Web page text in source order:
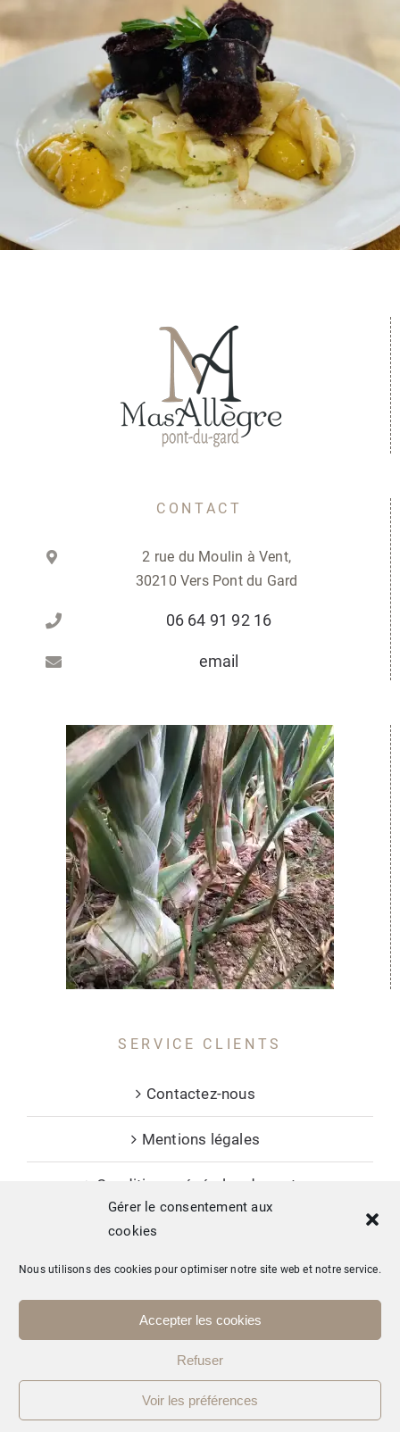
Gérer le consentement aux
cookies
Nous utilisons des cookies pour optimiser notre site web et notre service.
Accepter les cookies
Refuser
Voir les préférences
Boudin noir Poêlée de pommes & oignons doux
CONTACT
2 rue du Moulin à Vent,
30210 Vers Pont du Gard
06 64 91 92 16
email
SERVICE CLIENTS
Contactez-nous
Mentions légales
Conditions générales de vente
Studio Ekodesign